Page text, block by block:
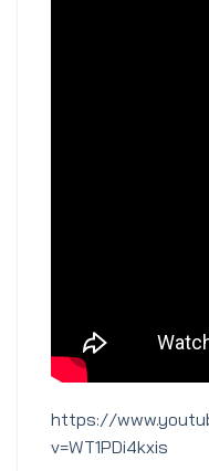
https://
v=WT1PDi4kxis